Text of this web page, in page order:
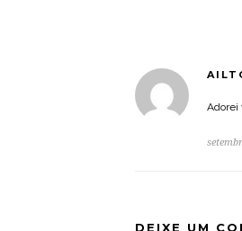
Adorei
DEIXE UM